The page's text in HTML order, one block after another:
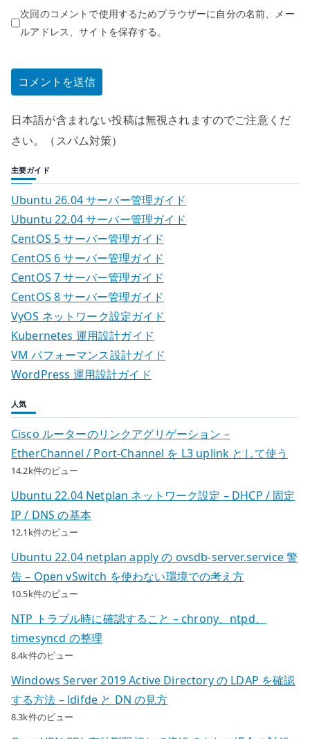
次回のコメントで使用するためブラウザーに自分の名前、メー
ルアドレス、サイトを保存する。
日本語が含まれない投稿は無視されますのでご注意くだ
さい。（スパム対策）
主要ガイド
Ubuntu 26.04 サーバー管理ガイド
Ubuntu 22.04 サーバー管理ガイド
CentOS 5 サーバー管理ガイド
CentOS 6 サーバー管理ガイド
CentOS 7 サーバー管理ガイド
CentOS 8 サーバー管理ガイド
VyOS ネットワーク設定ガイド
Kubernetes 運用設計ガイド
VM パフォーマンス設計ガイド
WordPress 運用設計ガイド
人気
Cisco ルーターのリンクアグリゲーション –
EtherChannel / Port-Channel を L3 uplink として使う
14.2k件のビュー
Ubuntu 22.04 Netplan ネットワーク設定 – DHCP / 固定
IP / DNS の基本
12.1k件のビュー
Ubuntu 22.04 netplan apply の ovsdb-server.service 警
告 – Open vSwitch を使わない環境での考え方
10.5k件のビュー
NTP トラブル時に確認すること – chrony、ntpd、
timesyncd の整理
8.4k件のビュー
Windows Server 2019 Active Directory の LDAP を確認
する方法 – ldifde と DN の見方
8.3k件のビュー